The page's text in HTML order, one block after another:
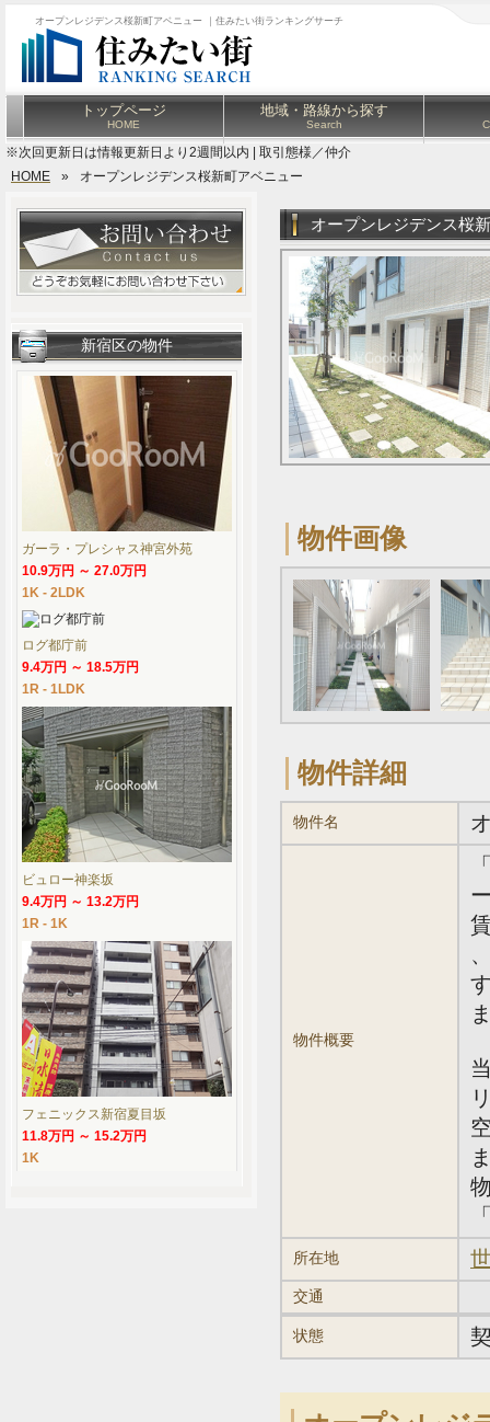
オープンレジデンス桜新町アベニュー ｜住みたい街ランキングサーチ
トップページ
HOME
地域・路線から探す
Search
※次回更新日は情報更新日より2週間以内 | 取引態様／仲介
HOME
» オープンレジデンス桜新町アベニュー
オープンレジデンス桜
物件画像
物件詳細
物件名
物件概要
所在地
交通
状態
新宿区の物件
ガーラ・プレシャス神宮外苑
10.9万円 ～ 27.0万円
1K - 2LDK
ログ都庁前
9.4万円 ～ 18.5万円
1R - 1LDK
ビュロー神楽坂
9.4万円 ～ 13.2万円
1R - 1K
フェニックス新宿夏目坂
11.8万円 ～ 15.2万円
1K